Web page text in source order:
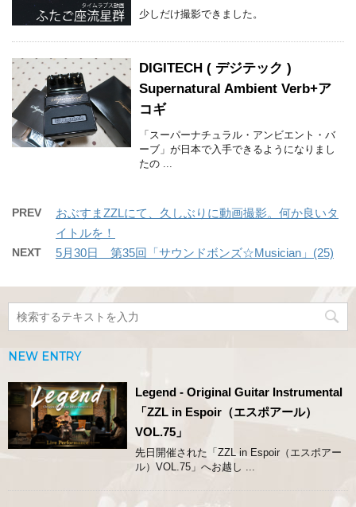
少しだけ撮影できました。
DIGITECH ( デジテック )
Supernatural Ambient Verb+ア
コギ
「スーパーナチュラル・アンビエント・バ
ーブ」が日本で入手できるようになりまし
たの ...
PREV
おぶすまZZLにて、久しぶりに動画撮影。何か良いタ
イトルを！
NEXT 5月30日 第35回「サウンドボンズ☆Musician」(25)
NEW ENTRY
Legend - Original Guitar Instrumental
「ZZL in Espoir（エスポアール）
VOL.75」
先日開催された「ZZL in Espoir（エスポアー
ル）VOL.75」へお越し ...